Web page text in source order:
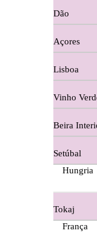
Cortes
Digestivos
Divai -
Dona
Doroteia
Dão
Açores
Lisboa
Vinho
Beira
Setúbal
Hungria
Tokaj
França